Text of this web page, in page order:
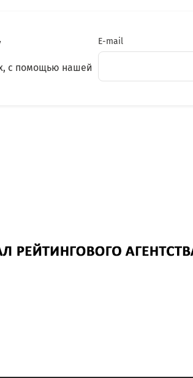
с помощью нашей
E-mail